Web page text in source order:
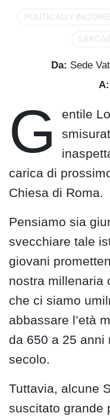
POLITICALLY
Da: Sede
A:
G
entile
carica di
Chiesa di Roma.
Pensiamo sia
svecchiare tale
giovani
nostra millenaria
che ci siamo
abbassare l’età
da 650 a 25 anni
secolo.
Tuttavia, alcune
suscitato grande